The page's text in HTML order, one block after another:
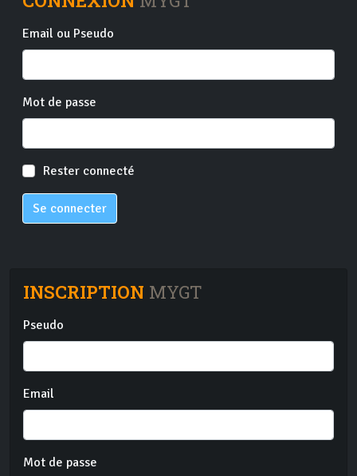
Email ou Pseudo
Mot de passe
Rester connecté
Se connecter
INSCRIPTION MYGT
Pseudo
Email
Mot de passe